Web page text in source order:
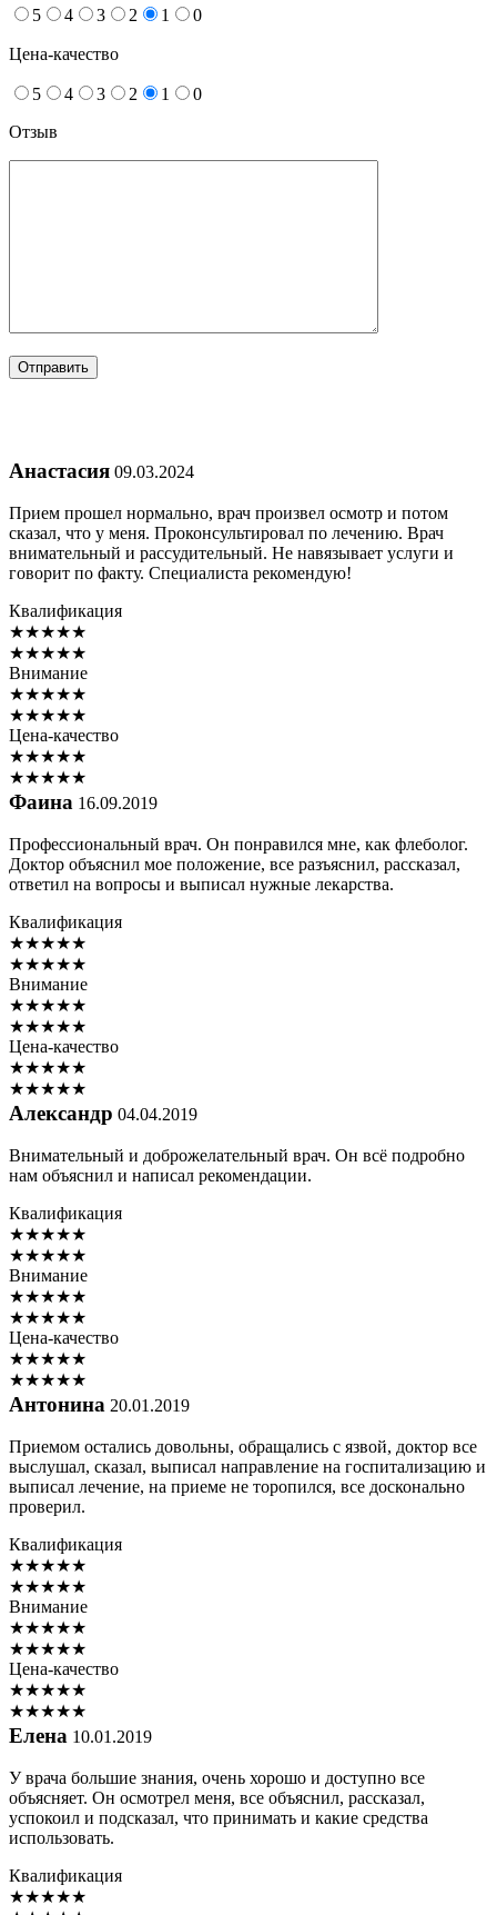
5 4 3 2 1 0
Цена-качество
5 4 3 2 1
0
Отзыв
Анастасия 09.03.2024
Прием прошел нормально, врач произвел осмотр и потом
сказал, что у меня. Проконсультировал по лечению. Врач
внимательный и рассудительный. Не навязывает услуги и
говорит по факту. Специалиста рекомендую!
Квалификация
★★★★★
★★★★★
Внимание
★★★★★
★★★★★
Цена-качество
★★★★★
★★★★★
Фаина 16.09.2019
Профессиональный врач. Он понравился мне, как флеболог.
Доктор объяснил мое положение, все разъяснил, рассказал,
ответил на вопросы и выписал нужные лекарства.
Квалификация
★★★★★
★★★★★
Внимание
★★★★★
★★★★★
Цена-качество
★★★★★
★★★★★
Александр 04.04.2019
Внимательный и доброжелательный врач. Он всё подробно
нам объяснил и написал рекомендации.
Квалификация
★★★★★
★★★★★
Внимание
★★★★★
★★★★★
Цена-качество
★★★★★
★★★★★
Антонина 20.01.2019
Приемом остались довольны, обращались с язвой, доктор все
выслушал, сказал, выписал направление на госпитализацию и
выписал лечение, на приеме не торопился, все досконально
проверил.
Квалификация
★★★★★
★★★★★
Внимание
★★★★★
★★★★★
Цена-качество
★★★★★
★★★★★
Елена 10.01.2019
У врача большие знания, очень хорошо и доступно все
объясняет. Он осмотрел меня, все объяснил, рассказал,
успокоил и подсказал, что принимать и какие средства
использовать.
Квалификация
★★★★★